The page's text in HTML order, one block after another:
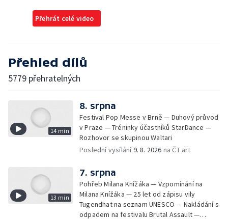
Přehrát celé video
Přehled dílů
5779 přehratelných
14 min
8. srpna
Festival Pop Messe v Brně — Duhový průvod
v Praze — Tréninky účastníků StarDance —
Rozhovor se skupinou Waltari
Poslední vysílání9. 8. 2026 na ČT art
13 min
7. srpna
Pohřeb Milana Knížáka — Vzpomínání na
Milana Knížáka — 25 let od zápisu vily
Tugendhat na seznam UNESCO — Nakládání s
odpadem na festivalu Brutal Assault —